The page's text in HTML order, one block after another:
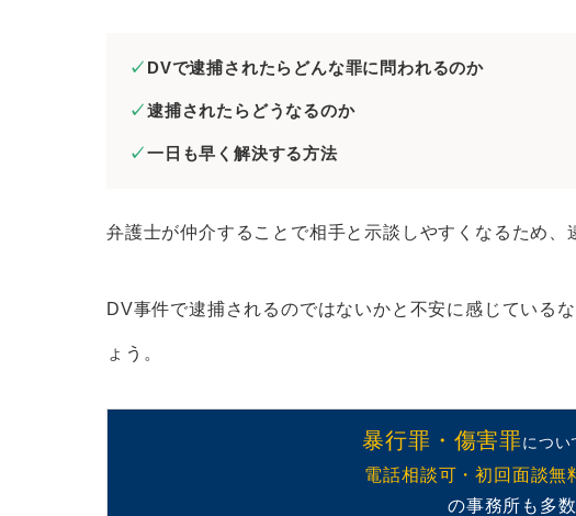
DVで逮捕されたときにとるべき対応
素直に罪を認め、反省を示す
逮捕後48時間以内｜警察での取り調べを受
起訴後、1ヵ月程度で公判開始
DV事件を弁護士に依頼する3つのメリット
DVで逮捕されたらどんな罪に問われるのか
逮捕されたらどうなるのか
一日も早く解決する方法
弁護士が仲介することで相手と示談しやすくなるため、
DV事件で逮捕されるのではないかと不安に感じている
ょう。
暴行罪・傷害罪につい
電話相談可・初回面談無
の事務所も多数